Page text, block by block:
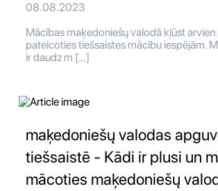
08.08.2023
Mācības maķedoniešų valodā kļūst arvien
pateicoties tiešsaistes mācību iespējām.
ir daudz m […]
maķedoniešų valodas
tiešsaistē - Kādi ir plusi un
mācoties maķedoniešų